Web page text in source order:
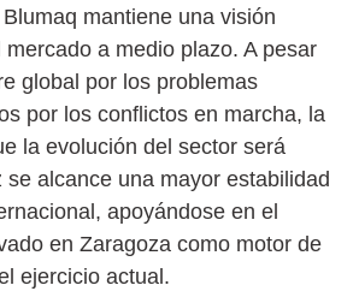
mantiene una visión
a medio plazo. A pesar
global por los problemas
por los conflictos en marcha, la
la evolución del sector será
alcance una mayor estabilidad
apoyándose en el
en Zaragoza como motor de
ejercicio actual.